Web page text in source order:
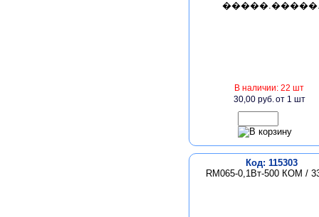
В наличии: 22 шт
30,00 руб.от 1 шт
Код: 115303
RM065-0,1Вт-500 КОМ /